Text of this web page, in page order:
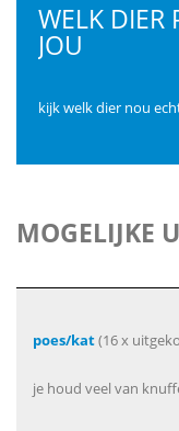
WELK DIER
JOU
kijk welk dier nou
MOGELIJKE
poes/kat(16 x
je houd veel van